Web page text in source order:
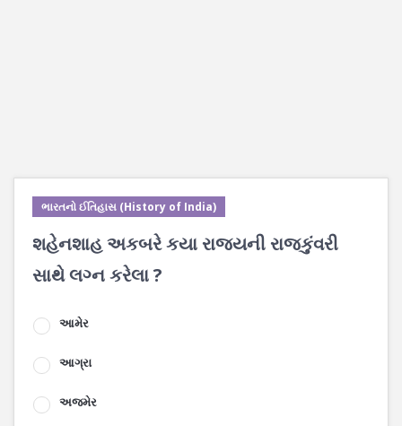
ભારતનો ઈતિહાસ (History of India)
શહેનશાહ અકબરે કયા રાજ્યની રાજકુંવરી
સાથે લગ્ન કરેલા ?
આમેર
આગ્રા
અજમેર